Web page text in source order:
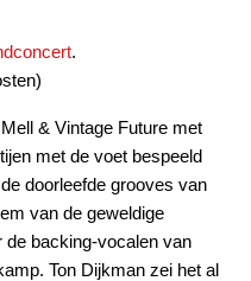
.
& Vintage Future met
met de voet bespeeld
doorleefde grooves van
van de geweldige
de backing-vocalen van
Ton Dijkman zei het al